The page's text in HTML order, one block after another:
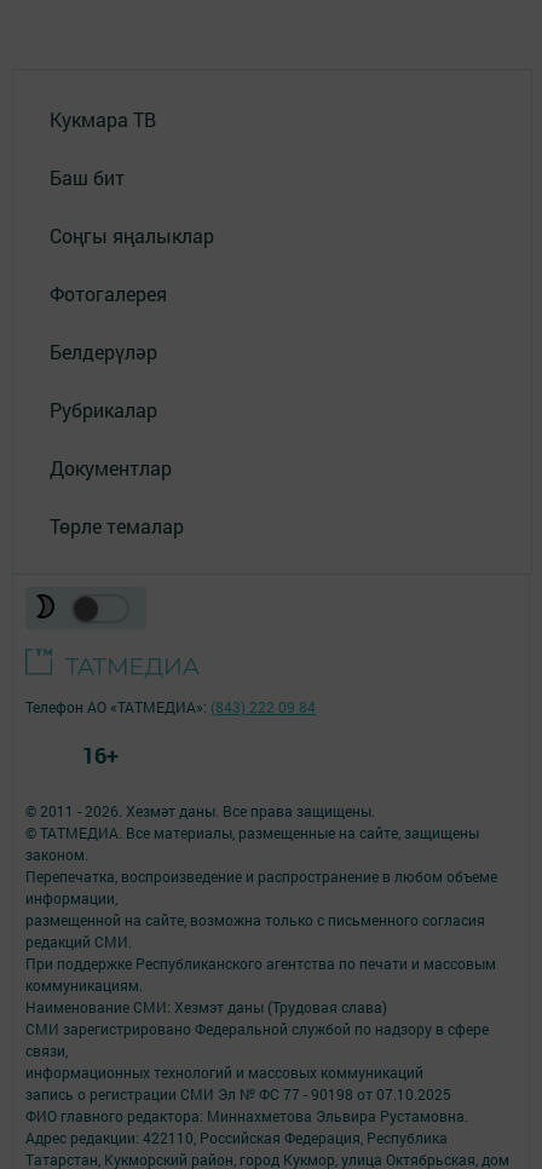
Кукмара ТВ
Баш бит
Соңгы яңалыклар
Фотогалерея
Белдерүләр
Рубрикалар
Документлар
Төрле темалар
© 2011 - 2026. Хезмәт даны. Все права защищены.
© ТАТМЕДИА. Все материалы, размещенные на сайте, защищены
законом.
Перепечатка, воспроизведение и распространение в любом объеме
информации,
размещенной на сайте, возможна только с письменного согласия
редакций СМИ.
При поддержке Республиканского агентства по печати и массовым
коммуникациям.
Наименование СМИ: Хезмэт даны (Трудовая слава)
СМИ зарегистрировано Федеральной службой по надзору в сфере
связи,
информационных технологий и массовых коммуникаций
запись о регистрации СМИ Эл № ФС 77 - 90198 от 07.10.2025
ФИО главного редактора: Миннахметова Эльвира Рустамовна.
Адрес редакции: 422110, Российская Федерация, Республика
Татарстан, Кукморский район, город Кукмор, улица Октябрьская, дом
Телефон АО «ТАТМЕДИА»: (843) 222 09 84
16+